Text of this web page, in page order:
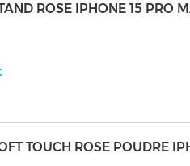
ROSE IPHONE 15 PRO
TOUCH ROSE POUDRE